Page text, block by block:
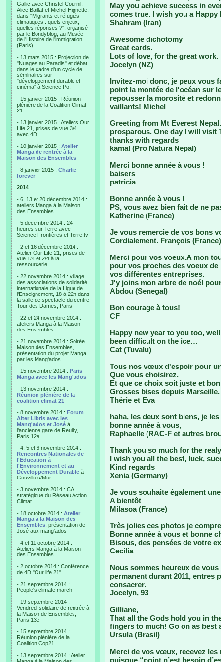
Gallic avec Christel Cournil,
Alice Baillat et Michel Hignette,
dans "Migrants et réfugiés
climatiques : quels enjeux,
quelles réponses ?", organisé
par le Bondyblog, au Musée
de l'Histoire de l'immigration
(Paris)
- 13 mars 2015 : Projection de
"Nuages au Paradis" et débat
dans le cadre d'un cycle de
séminaires sur
"développement durable et
cinéma" à Science Po.
- 15 janvier 2015 : Réunion
plénière de la Coalition Climat
21
- 13 janvier 2015 : Ateliers Our
Life 21, prises de vue 3/4
avec 4D
- 10 janvier 2015 : Atelier
Manga de rentrée à la
Maison des Ensembles
- 8 janvier 2015 : Charlie
forever
2014
- 6, 13 et 20 décembre 2014 :
ateliers Manga à la Maison
des Ensembles
- 5 décembre 2014 : 24
heures sur Terre avec
Science Frontières et Terre.tv
- 2 et 16 décembre 2014 :
Atelier Our Life 21, prises de
vue 1/4 et 2/4 à la
ressourcerie
- 22 novembre 2014 : village
des associations de solidarité
internationale de la Ligue de
l'Enseignement, 18 à 22h dans
la salle de spectacle du centre
Tour des Dames, Paris
- 22 et 24 novembre 2014 :
ateliers Manga à la Maison
des Ensembles
- 21 novembre 2014 : Soirée
Maison des Ensembles,
présentation du projet Manga
par les Mang'ados
- 15 novembre 2014 : Paris
Manga avec les Mang'ados
- 13 novembre 2014 :
Réunion plénière de la
coalition climat 21
- 8 novembre 2014 : Forum
Alter Libris avec les
Mang'ados et José à
l'ancienne gare de Reuilly,
Paris 12e
- 4, 5 et 6 novembre 2014 :
Rencontres Nationales de
l'Education à
l'Environnement et au
Développement Durable à
Gouville s/Mer
- 3 novembre 2014 : CA
stratégique du Réseau Action
Climat
- 18 octobre 2014 : Atelier
Manga à la Maison des
Ensembles , présentation de
José aux mang'ados
- 4 et 11 octobre 2014 :
Ateliers Manga à la Maison
des Ensembles
- 2 octobre 2014 : Conférence
de 4D "Our life 21"
- 21 septembre 2014 :
People's climate march
- 19 septembre 2014 :
Vendredi solidaire de rentrée à
la Maison de Ensembles,
Paris 13e
- 15 septembre 2014 :
Réunion plénière de la
Coalition Cop21
- 13 septembre 2014 : Atelier
May you achieve success in
comes true. I wish you a Happy
Shahram (Iran)
Awesome dichotomy
Great cards.
Lots of love, for the great work.
Jocelyn (NZ)
Invitez-moi donc, je peux vous
point la montée de l'océan sur
repousser la morosité et
vaillants! Michel
Greeting from Mt Everest
prosparous. One day I will visit
thanks with regards
kamal (Pro Natura Nepal)
Merci bonne année à vous !
baisers
patricia
Bonne année à vous !
PS, vous avez bien fait de ne
Katherine (France)
Je vous remercie de vos bons
Cordialement. François (France)
Merci pour vos voeux.A mon
pour vos proches des voeux
vos différentes entreprises.
J'y joins mon arbre de noél
Abdou (Senegal)
Bon courage à tous!
CF
Happy new year to you too,
been difficult on the ice…
Cat (Tuvalu)
Tous nos vœux d'espoir pour
Que vous choisirez.
Et que ce choix soit juste et
Grosses bises depuis Marseille.
Thérie et Eva
haha, les deux sont biens, je
bonne année à vous,
Raphaelle (RAC-F et autres
Thank you so much for the
I wish you all the best, luck,
Kind regards
Xenia (Germany)
Je vous souhaite également
A bientôt
Milasoa (France)
Très jolies ces photos je
Bonne année à vous et bonne
Bisous, des pensées de votre
Cecilia
Nous sommes heureux de
permanent durant 2011, entres
consacrer.
Jocelyn, 93
Gilliane,
That all the Gods hold you in
fingers to much! Go on as best
Ursula (Brasil)
Merci de vos vœux, recevez
puisque “point n’est besoin